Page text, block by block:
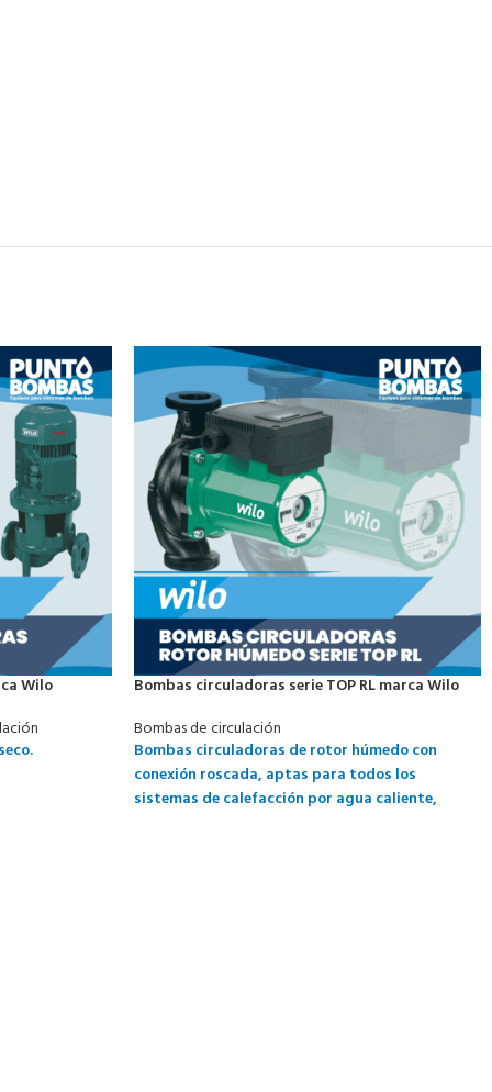
Wilo
Bombas circuladoras serie TOP RL marca Wilo
Bombas de circulación
Bombas circuladoras de rotor húmedo con
conexión roscada, aptas para todos los
sistemas de calefacción por agua caliente,